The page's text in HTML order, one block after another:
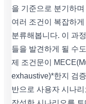
을 기준으로 분기하
여러 조건이 복잡하
분류해봅니다. 이 과
들을 발견하게 될 수
제 조건문이
exhaustive)*한지 검
반으로 사용자 시나